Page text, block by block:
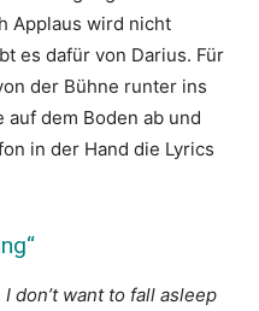
Applaus wird nicht
es dafür von Darius. Für
der Bühne runter ins
dem Boden ab und
in der Hand die Lyrics
don’t want to fall asleep